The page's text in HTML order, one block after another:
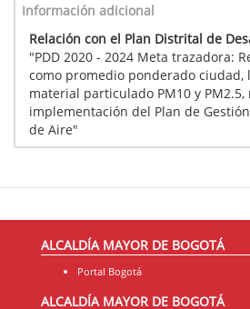
Información adicional
Relación con el Plan Distrital de
"PDD 2020 - 2024 Meta trazadora:
como promedio ponderado ciudad,
material particulado PM10 y
implementación del Plan de
de Aire"
ALCALDÍA MAYOR DE BOGOTÁ
Portal Bogotá
ALCALDÍA MAYOR DE BOGOTÁ